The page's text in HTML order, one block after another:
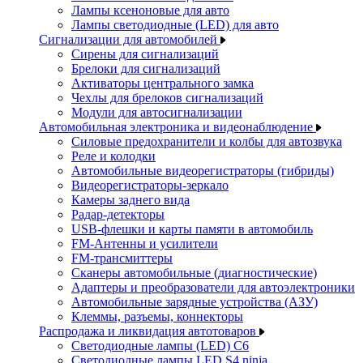
Лампы ксеноновые для авто
Лампы светодиодные (LED) для авто
Сигнализации для автомобилей
Сирены для сигнализаций
Брелоки для сигнализаций
Активаторы центрального замка
Чехлы для брелоков сигнализаций
Модули для автосигнализации
Автомобильная электроника и видеонаблюдение
Силовые предохранители и колбы для автозвука
Реле и колодки
Автомобильные видеорегистраторы (гибриды)
Видеорегистраторы-зеркало
Камеры заднего вида
Радар-детекторы
USB-флешки и карты памяти в автомобиль
FM-Антенны и усилители
FM-трансмиттеры
Сканеры автомобильные (диагностические)
Адаптеры и преобразователи для автоэлектроники
Автомобильные зарядные устройства (АЗУ)
Клеммы, разъемы, коннекторы
Распродажа и ликвидация автотоваров
Светодиодные лампы (LED) C6
Светодиодные лампы LED S4 ninja